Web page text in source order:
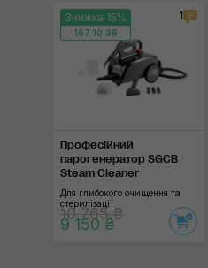
Знижка 15%
167:10:35
1
Професійний
парогенератор SGCB
Steam Cleaner
Для глибокого очищення та
стерилізації
10 765 ₴
9 150 ₴